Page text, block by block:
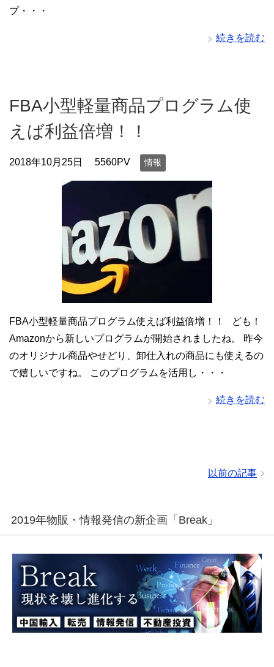
プ・・・
続きを読む
FBA小型軽量商品プログラム使
えば利益倍増！！
2018年10月25日 5560PV 情報
FBA小型軽量商品プログラム使えば利益倍増！！ ども！
Amazonから新しいプログラムが開始されましたね。 昨今
のオリジナル商品やせどり、卸仕入れの商品にも使えるの
で嬉しいですね。 このプログラムを活用し・・・
続きを読む
以前の記事
2019年物販・情報発信の新企画「Break」